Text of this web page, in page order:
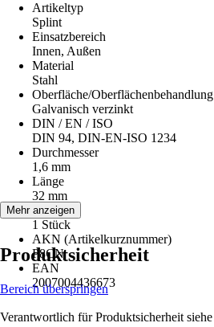
Artikeltyp
Splint
Einsatzbereich
Innen, Außen
Material
Stahl
Oberfläche/Oberflächenbehandlung
Galvanisch verzinkt
DIN / EN / ISO
DIN 94, DIN-EN-ISO 1234
Durchmesser
1,6 mm
Länge
32 mm
Inhalt
1 Stück
AKN (Artikelkurznummer)
P8CN
EAN
2007004436673
Mehr anzeigen
Produktsicherheit
Bereich überspringen
Verantwortlich für Produktsicherheit siehe